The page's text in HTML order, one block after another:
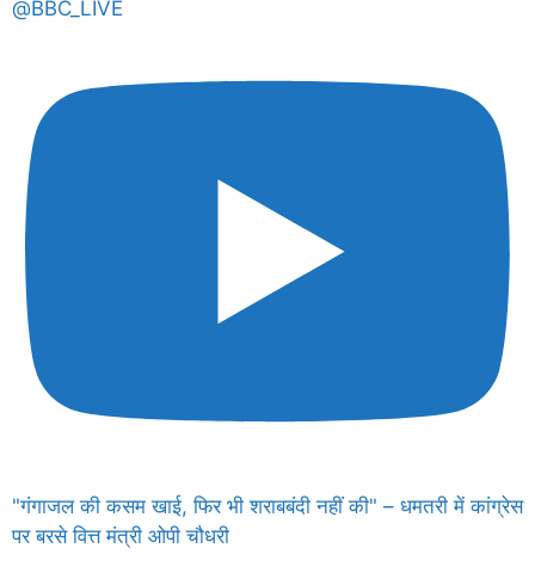
@BBC_LIVE
"गंगाजल की कसम खाई, फिर भी शराबबंदी नहीं की" – धमतरी में कांग्रेस
पर बरसे वित्त मंत्री ओपी चौधरी